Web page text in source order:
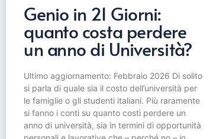
Genio in 21 Giorni:
quanto costa perdere
un anno di Università?
Ultimo aggiornamento: Febbraio 2026 Di solito
si parla di quale sia il costo dell’università per
le famiglie o gli studenti italiani. Più raramente
si fanno i conti su quanto costi perdere un
anno di università, sia in termini di opportunità